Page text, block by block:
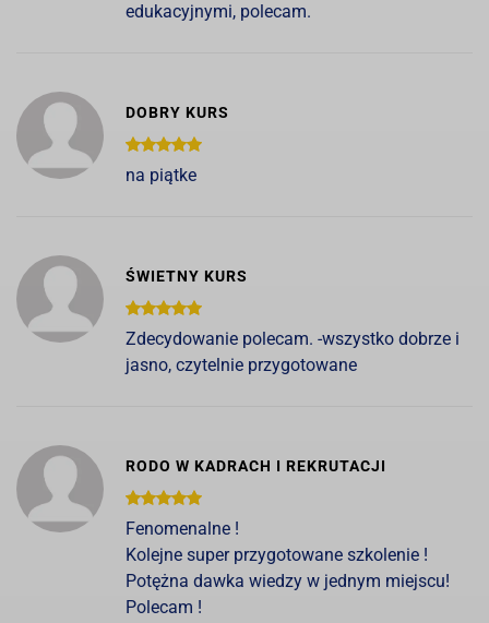
edukacyjnymi, polecam.
DOBRY KURS
na piątke
ŚWIETNY KURS
Zdecydowanie polecam. -wszystko dobrze i
jasno, czytelnie przygotowane
RODO W KADRACH I REKRUTACJI
Fenomenalne !
Kolejne super przygotowane szkolenie !
Potężna dawka wiedzy w jednym miejscu!
Polecam !